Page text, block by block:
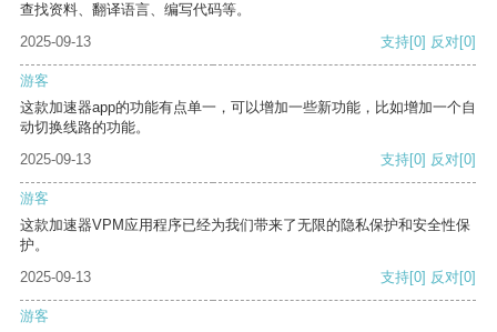
查找资料、翻译语言、编写代码等。
2025-09-13
支持[0] 反对[0]
游客
这款加速器app的功能有点单一，可以增加一些新功能，比如增加一个自
动切换线路的功能。
2025-09-13
支持[0] 反对[0]
游客
这款加速器VPM应用程序已经为我们带来了无限的隐私保护和安全性保
护。
2025-09-13
支持[0] 反对[0]
游客